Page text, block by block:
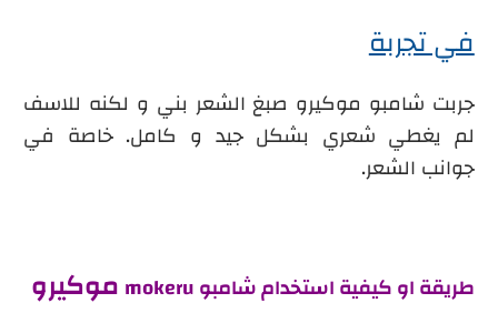
في تجربة
جربت شامبو موكيرو صبغ الشعر بني و لكنه للاسف
لم يغطي شعري بشكل جيد و كامل. خاصة في
جوانب الشعر.
طريقة او كيفية استخدام شامبوmokeru موكيرو